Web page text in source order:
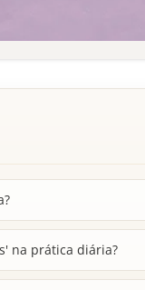
na prática diária?